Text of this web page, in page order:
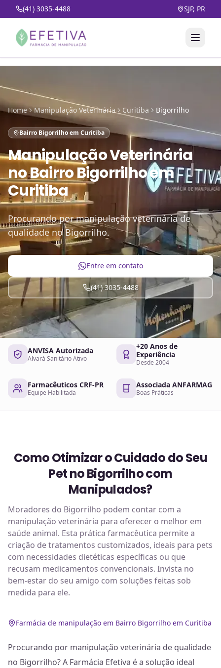
(41) 3035-4488 SJP, PR
Home Manipulação Veterinária Curitiba Bigorrilho
Bairro Bigorrilho em Curitiba
Manipulação Veterinária
noBairro Bigorrilho em
Curitiba
Procurando por manipulação veterinária de
qualidade no Bigorrilho.
Entre em contato
(41) 3035-4488
ANVISA Autorizada
Alvará Sanitário Ativo
+20 Anos de
Experiência
Desde 2004
Farmacêuticos CRF-PR
Equipe Habilitada
Associada ANFARMAG
Boas Práticas
Como Otimizar o Cuidado do Seu
Pet no Bigorrilho com
Manipulados?
Moradores do Bigorrilho podem contar com a
manipulação veterinária para oferecer o melhor em
saúde animal. Esta prática farmacêutica permite a
criação de tratamentos customizados, ideais para pets
com necessidades dietéticas específicas ou que
recusam medicamentos convencionais. Invista no
bem-estar do seu amigo com soluções feitas sob
medida para ele.
Farmácia de manipulação em Bairro Bigorrilho em Curitiba
Procurando por manipulação veterinária de qualidade
no Bigorrilho? A Farmácia Efetiva é a solução ideal